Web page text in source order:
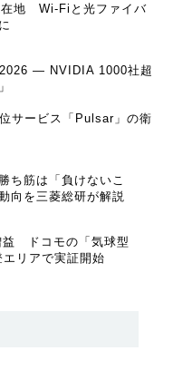
在地 Wi-Fiと光ファイバ
― NVIDIA 1000社超
サービス「Pulsar」の衛
ち筋は「負けないこ
向を三菱総研が解説
益 ドコモの「気球型
リアで実証開始